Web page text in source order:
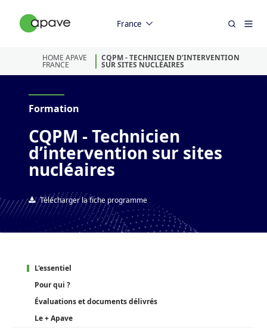
France
HOME APAVE
FRANCE
CQPM - TECHNICIEN D’INTERVENTION
SUR SITES NUCLÉAIRES
Formation
CQPM - Technicien
d’intervention sur sites
nucléaires
Télécharger la fiche programme
L'essentiel
Pour qui ?
Évaluations et documents délivrés
Le + Apave